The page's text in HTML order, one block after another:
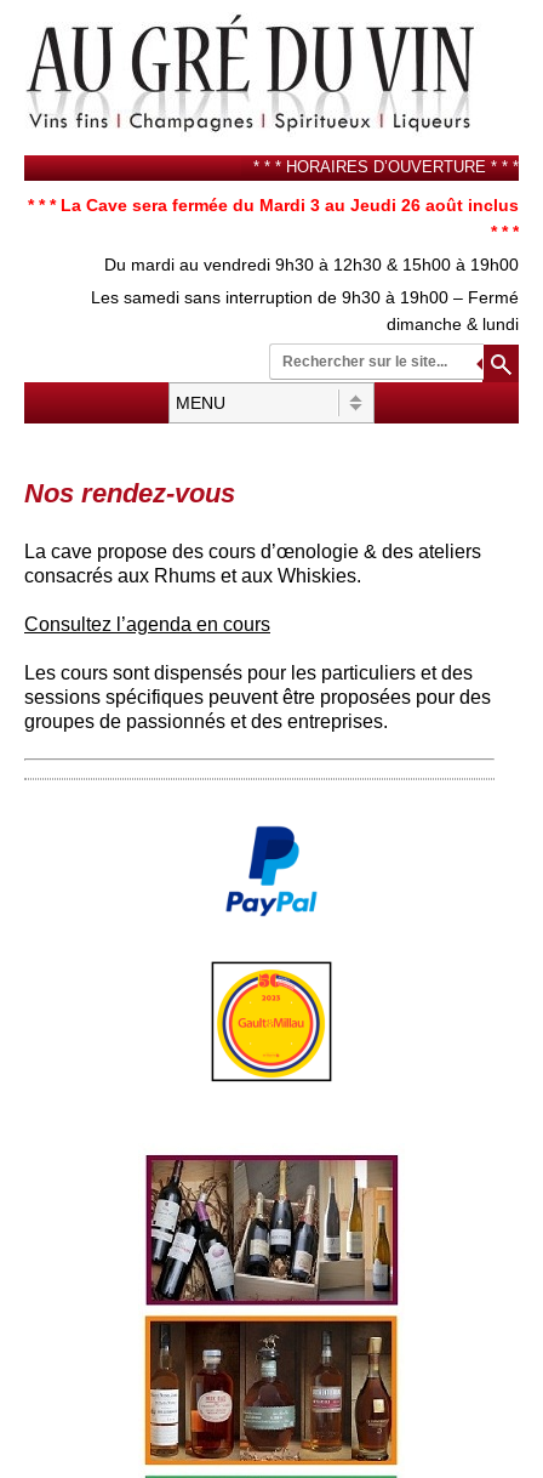
* * * HORAIRES D’OUVERTURE * * *
* * * La Cave sera fermée du Mardi 3 au Jeudi 26 août inclus
* * *
Du mardi au vendredi 9h30 à 12h30 & 15h00 à 19h00
Les samedi sans interruption de 9h30 à 19h00 – Fermé
dimanche & lundi
Nos rendez-vous
La cave propose des cours d’œnologie & des ateliers
consacrés aux Rhums et aux Whiskies.
Consultez l’agenda en cours
Les cours sont dispensés pour les particuliers et des
sessions spécifiques peuvent être proposées pour des
groupes de passionnés et des entreprises.